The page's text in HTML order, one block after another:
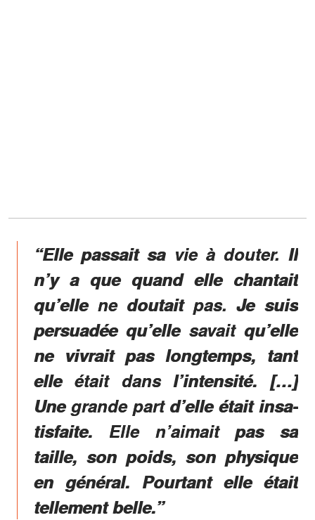
“Elle passait sa vie à douter. Il
n’y a que quand elle chan­tait
qu’elle ne doutait pas. Je suis
persua­dée qu’elle savait qu’elle
ne vivrait pas long­temps, tant
elle était dans l’in­ten­sité. […]
Une grande part d’elle était insa­
tis­faite. Elle n’ai­mait pas sa
taille, son poids, son physique
en géné­ral. Pour­tant elle était
telle­ment belle.”